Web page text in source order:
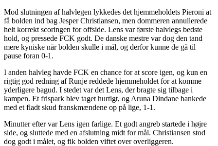
Mod slutningen af halvlegen lykkedes det hjemmeholdets Pieroni at
få bolden ind bag Jesper Christiansen, men dommeren annullerede
helt korrekt scoringen for offside. Lens var første halvlegs bedste
hold, og pressede FCK godt. De danske mestre var dog den tand
mere kyniske når bolden skulle i mål, og derfor kunne de gå til
pause foran 0-1.
I anden halvleg havde FCK en chance for at score igen, og kun en
rigtig god redning af Runje reddede hjemmeholdet for at komme
yderligere bagud. I stedet var det Lens, der bragte sig tilbage i
kampen. Et frispark blev taget hurtigt, og Aruna Dindane bankede
med et fladt skud franskmændene op på lige, 1-1.
Minutter efter var Lens igen farlige. Et godt angreb startede i højre
side, og sluttede med en afslutning midt for mål. Christiansen stod
dog godt i målet, og fik bolden viftet over overliggeren.